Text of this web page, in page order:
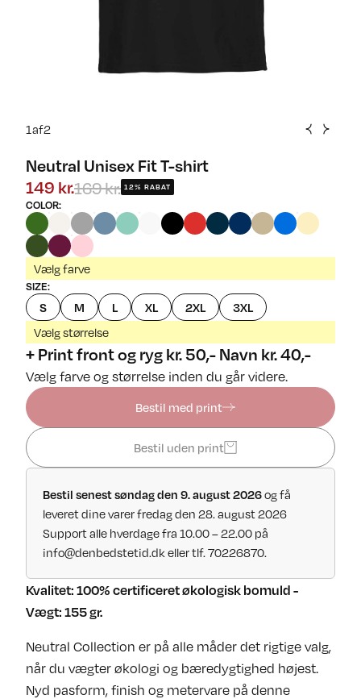
1af2
Neutral Unisex Fit T-shirt
149 kr.169 kr. 12% RABAT
COLOR:
Vælg farve
SIZE:
S M L XL 2XL 3XL
Vælg størrelse
+ Print front og ryg kr. 50,- Navn kr. 40,-
Vælg farve og størrelse inden du går videre.
Bestil med print
Bestil uden print
Bestil senest søndag den 9. august 2026og få
leveret dine varer fredag den 28. august 2026
Support alle hverdage fra 10.00 – 22.00 på
info@denbedstetid.dk eller tlf. 70226870.
Kvalitet: 100% certificeret økologisk bomuld -
Vægt: 155 gr.
Neutral Collection er på alle måder det rigtige valg,
når du vægter økologi og bæredygtighed højest.
Nyd pasform, finish og metervare på denne